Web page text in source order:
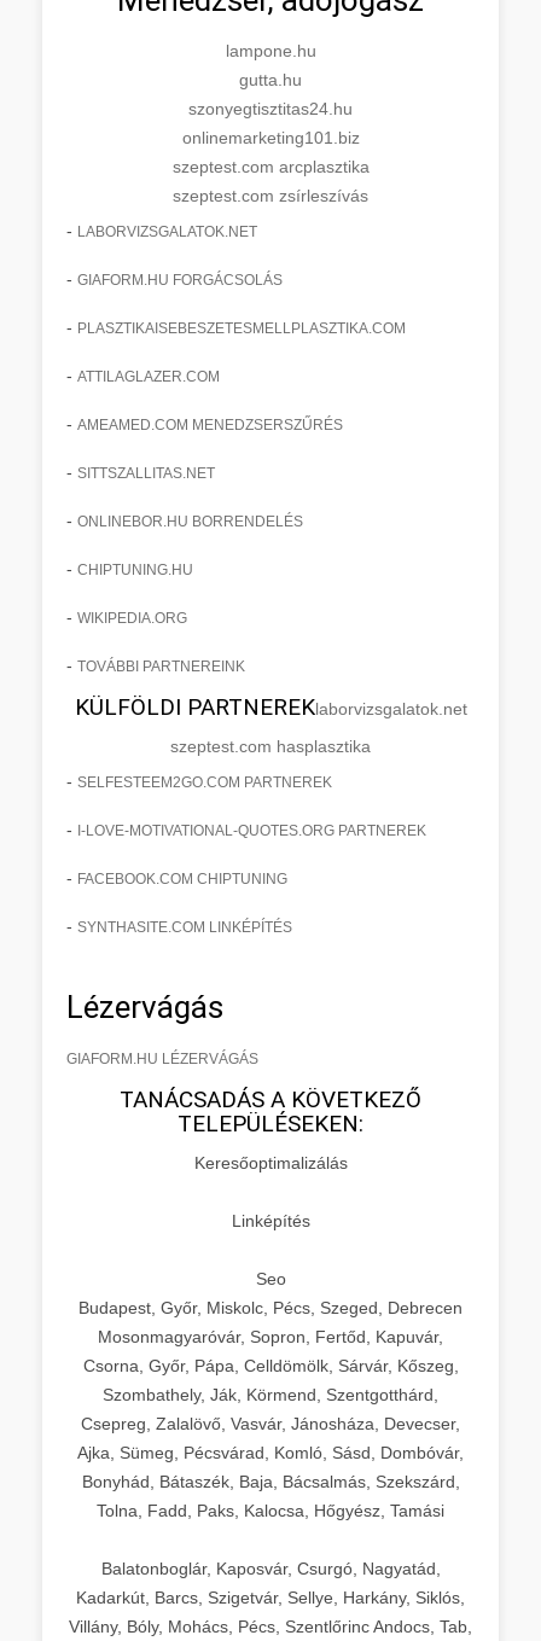
lampone.hu
gutta.hu
szonyegtisztitas24.hu
onlinemarketing101.biz
szeptest.com arcplasztika
szeptest.com zsírleszívás
- LABORVIZSGALATOK.NET
- GIAFORM.HU FORGÁCSOLÁS
- PLASZTIKAISEBESZETESMELLPLASZTIKA.COM
- ATTILAGLAZER.COM
- AMEAMED.COM MENEDZSERSZŰRÉS
- SITTSZALLITAS.NET
- ONLINEBOR.HU BORRENDELÉS
- CHIPTUNING.HU
- WIKIPEDIA.ORG
- TOVÁBBI PARTNEREINK
KÜLFÖLDI PARTNEREKlaborvizsgalatok.net
szeptest.com hasplasztika
- SELFESTEEM2GO.COM PARTNEREK
- I-LOVE-MOTIVATIONAL-QUOTES.ORG PARTNEREK
- FACEBOOK.COM CHIPTUNING
- SYNTHASITE.COM LINKÉPÍTÉS
Lézervágás
GIAFORM.HU LÉZERVÁGÁS
TANÁCSADÁS A KÖVETKEZŐ
TELEPÜLÉSEKEN:
Keresőoptimalizálás
Linképítés
Seo
Budapest, Győr, Miskolc, Pécs, Szeged, Debrecen
Mosonmagyaróvár, Sopron, Fertőd, Kapuvár,
Csorna, Győr, Pápa, Celldömölk, Sárvár, Kőszeg,
Szombathely, Ják, Körmend, Szentgotthárd,
Csepreg, Zalalövő, Vasvár, Jánosháza, Devecser,
Ajka, Sümeg, Pécsvárad, Komló, Sásd, Dombóvár,
Bonyhád, Bátaszék, Baja, Bácsalmás, Szekszárd,
Tolna, Fadd, Paks, Kalocsa, Hőgyész, Tamási
Balatonboglár, Kaposvár, Csurgó, Nagyatád,
Kadarkút, Barcs, Szigetvár, Sellye, Harkány, Siklós,
Villány, Bóly, Mohács, Pécs, Szentlőrinc Andocs, Tab,